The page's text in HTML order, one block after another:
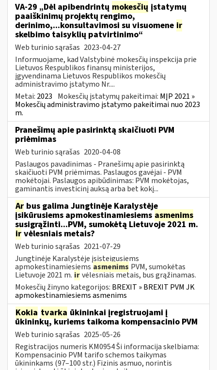
VA-29 „Dėl apibendrintų mokesčių įstatymų
paaiškinimų projektų rengimo,
derinimo,...konsultavimosi su visuomene ir
skelbimo taisyklių patvirtinimo“
Web turinio sąrašas 2023-04-27
Informuojame, kad Valstybinė mokesčių inspekcija prie
Lietuvos Respublikos finansų ministerijos,
įgyvendinama Lietuvos Respublikos mokesčių
administravimo įstatymo Nr....
Metai: 2023 Mokesčių įstatymų pakeitimai: MĮP 2021 »
Mokesčių administravimo įstatymo pakeitimai nuo 2023
m.
Pranešimų apie pasirinktą skaičiuoti PVM
priėmimas
Web turinio sąrašas 2020-04-08
Paslaugos pavadinimas - Pranešimų apie pasirinktą
skaičiuoti PVM priėmimas. Paslaugos gavėjai - PVM
mokėtojai. Paslaugos apibūdinimas: PVM mokėtojas,
gaminantis investicinį auksą arba bet kokį...
Ar bus galima Jungtinėje Karalystėje
įsikūrusiems apmokestinamiesiems asmenims
susigrąžinti...PVM, sumokėtą Lietuvoje 2021 m.
ir vėlesniais metais?
Web turinio sąrašas 2021-07-29
Jungtinėje Karalystėje įsisteigusiems
apmokestinamiesiems asmenims PVM, sumokėtas
Lietuvoje 2021 m. irvėlesniais metais, bus grąžinamas.
Mokesčių žinyno kategorijos: BREXIT » BREXIT PVM JK
apmokestinamiesiems asmenims
Kokia tvarka ūkininkai įregistruojami į
ūkininkų, kuriems taikoma kompensacinio PVM
Web turinio sąrašas 2025-05-26
Registracijos numeris KM0954 Ši informacija skelbiama:
Kompensacinio PVM tarifo schemos taikymas
ūkininkams (97–100 str.) Fizinis asmuo, norintis